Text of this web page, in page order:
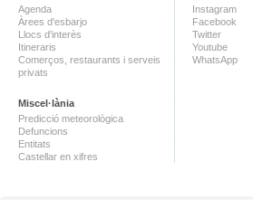
Agenda
Àrees d'esbarjo
Llocs d'interès
Itineraris
Comerços, restaurants i serveis
privats
Miscel·lània
Predicció meteorològica
Defuncions
Entitats
Castellar en xifres
Instagram
Facebook
Twitter
Youtube
WhatsApp